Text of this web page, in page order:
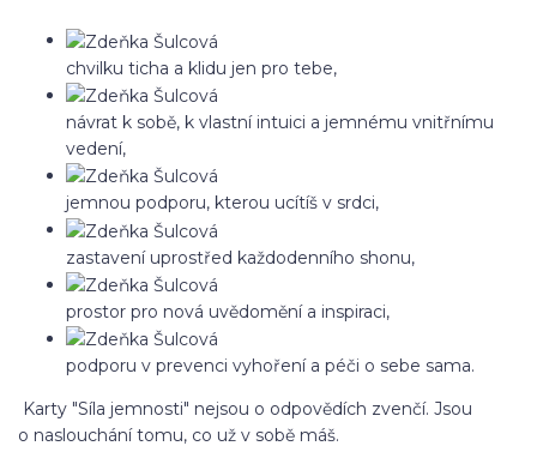
chvilku ticha a klidu jen pro tebe,
návrat k sobě, k vlastní intuici a jemnému vnitřnímu
vedení,
jemnou podporu, kterou ucítíš v srdci,
zastavení uprostřed každodenního shonu,
prostor pro nová uvědomění a inspiraci,
podporu v prevenci vyhoření a péči o sebe sama.
Karty "Síla jemnosti" nejsou o odpovědích zvenčí. Jsou
o naslouchání tomu, co už v sobě máš.